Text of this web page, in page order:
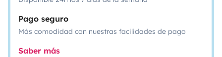
Pago seguro
Más comodidad con nuestras facilidades de pago
Saber más